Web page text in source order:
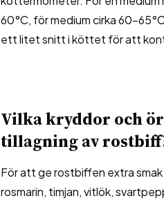
60°C, för medium cirka 60-
ett litet snitt i köttet för att
Vilka kryddor och
tillagning av
För att ge rostbiffen extra
rosmarin, timjan, vitlök,